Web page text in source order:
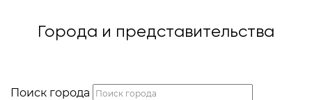
Города и представительства
Поиск города